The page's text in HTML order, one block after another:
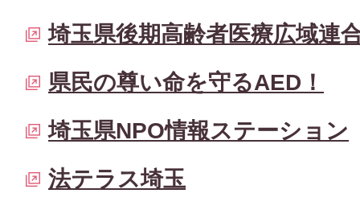
埼玉県後期高齢者医療広域連
県民の尊い命を守るAED！
埼玉県NPO情報ステーション
法テラス埼玉